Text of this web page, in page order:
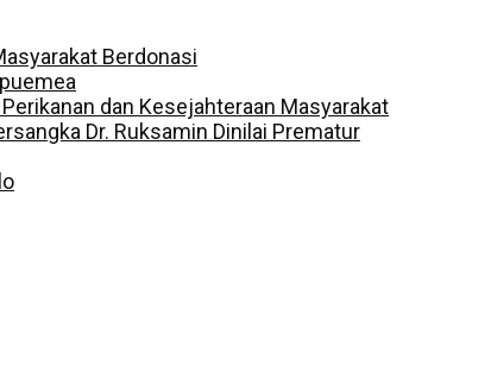
Berdonasi
dan Kesejahteraan Masyarakat
Dr. Ruksamin Dinilai Prematur